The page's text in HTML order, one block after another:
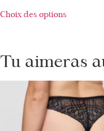
Choix des options
Tu aimeras